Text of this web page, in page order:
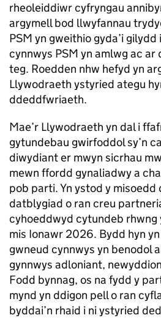
rheoleiddiwr cyfryngau
argymell bod llwyfannau
PSM yn gweithio gyda’i
cynnwys PSM yn amlwg ac ar
teg. Roedden nhw hefyd yn
Llywodraeth ystyried ategu
ddeddfwriaeth.
Mae’r Llywodraeth yn dal i
gytundebau gwirfoddol sy’n
diwydiant er mwyn sicrhau
mewn ffordd gynaliadwy a
pob parti. Yn ystod y
datblygiad o ran creu
cyhoeddwyd cytundeb rhwng
mis Ionawr 2026. Bydd hyn
gwneud cynnwys yn benodol
gynnwys adloniant,
Fodd bynnag, os na fydd y
mynd yn ddigon pell o ran
byddai’n rhaid i ni ystyried